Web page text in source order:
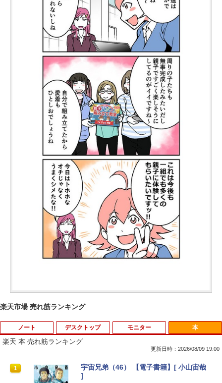
楽天市場 売れ筋ランキング
ノート
1
【ノートPC用】【あんしん3ヶ月に延長
保証】通常付属している30日の保証期間
デスクトップ
1
中古パソコン | NEC | Mate MKM28L-3 |
Windows11 | デスクトップ | 一年保証 |
モニター
1
NEC AS223WM 液晶モニター 21.5イン
チワイド 白 ホワイト 1920×1080 （フル
本
楽天 本 売れ筋ランキング
更新日時：2026/08/09 19:00
1
宇宙兄弟（46） 【電子書籍】[ 小山宙哉
]